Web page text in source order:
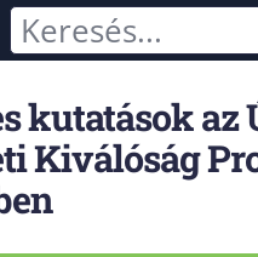
kutatások az
Kiválóság